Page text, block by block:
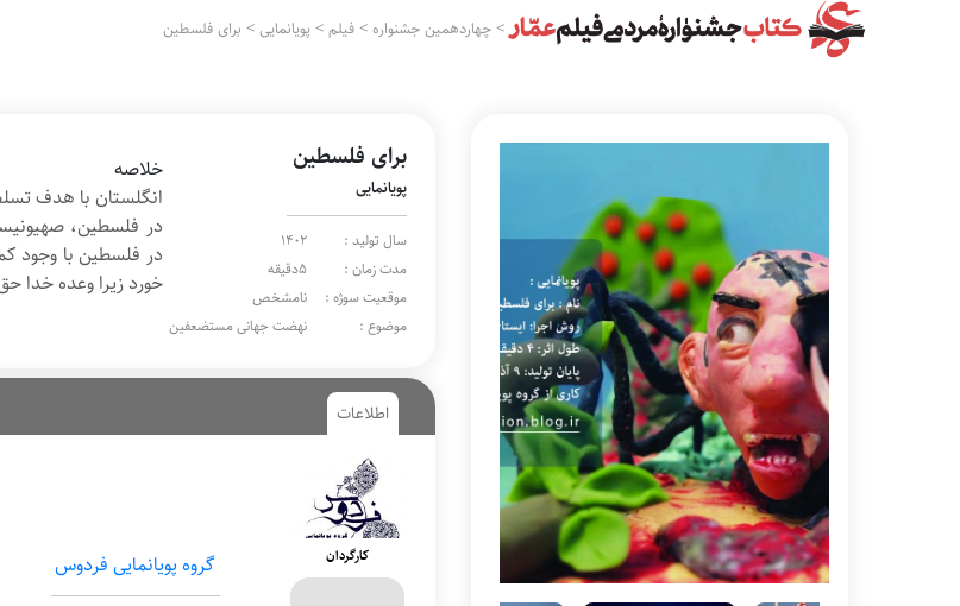
>چهاردهمین جشنواره >فیلم >پویانمایی > برای فلسطین
برای فلسطین
پویانمایی
سال تولید :
1402
مدت زمان :
5دقیقه
موقعیت سوژه :
نامشخص
موضوع :
نهضت جهانی مستضعفین
خلاصه
انگلستان با هدف
در فلسطین،
در فلسطین با وجود
خورد زیرا وعده خدا
اطلاعات
کارگردان گروه پویانمایی فردوس